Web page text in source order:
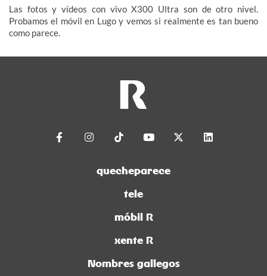
Las fotos y vídeos con vivo X300 Ultra son de otro nivel.
Probamos el móvil en Lugo y vemos si realmente es tan bueno
como parece.
quecheparece
tele
móbil R
xente R
Nombres gallegos